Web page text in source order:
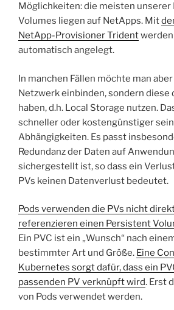
Möglichkeiten: die meisten unserer
Volumes liegen auf NetApps. Mit
NetApp-Provisioner Trident
automatisch angelegt.
In manchen Fällen möchte man
Netzwerk einbinden, sondern diese
haben, d.h. Local Storage nutzen.
schneller oder kostengünstiger
Abhängigkeiten. Es passt
Redundanz der Daten auf
sichergestellt ist, so dass ein
PVs keinen Datenverlust bedeutet.
Pods verwenden die PVs nicht
referenzieren einen Persistent
Ein PVC ist ein „Wunsch“ nach
bestimmter Art und Größe. Eine
Kubernetes sorgt dafür, dass ein
passenden PV verknüpft wird. Erst
von Pods verwendet werden.